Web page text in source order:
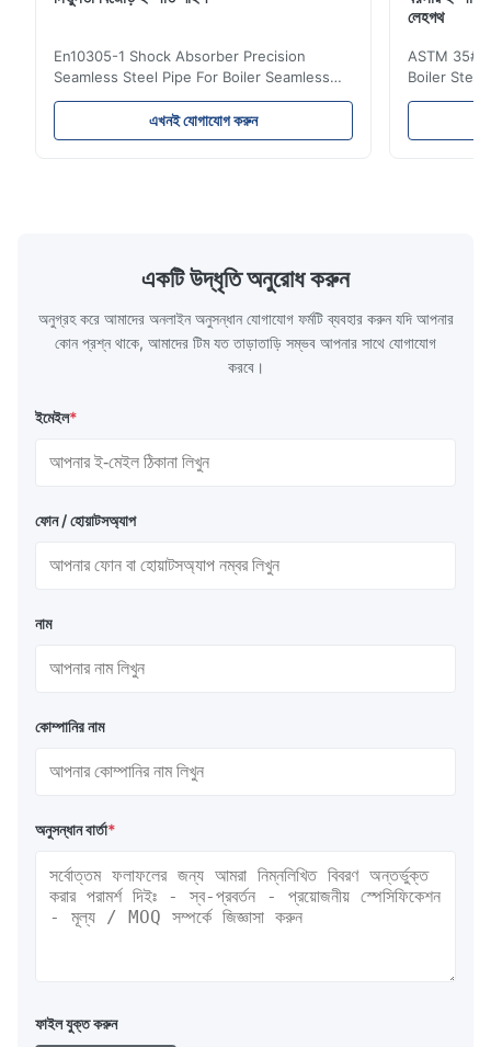
En10305-1 Shock Absorber Precision
Seamless Steel Pipe For Boiler Seamless
Tube Seamless Precision steel tubes To be
used in hydraulic system, automobile and
precision machinery parts for cars and
14m,5.8m,6m,10m-12m,12m or as
customer's actual requirys Standard JIS
এখনই যোগাযোগ করুন
লেহগথ
ASTM 35#
Boiler Steel
Lehgth Its
Q235,
একটি উদ্ধৃতি অনুরোধ করুন
অনুগ্রহ করে আমাদের অনলাইন অনুসন্ধান যোগাযোগ ফর্মটি ব্যবহার করুন যদি আপনার
কোন প্রশ্ন থাকে, আমাদের টিম যত তাড়াতাড়ি সম্ভব আপনার সাথে যোগাযোগ
করবে।
ইমেইল*
ফোন / হোয়াটসঅ্যাপ
নাম
কোম্পানির নাম
অনুসন্ধান বার্তা*
ফাইল যুক্ত করুন